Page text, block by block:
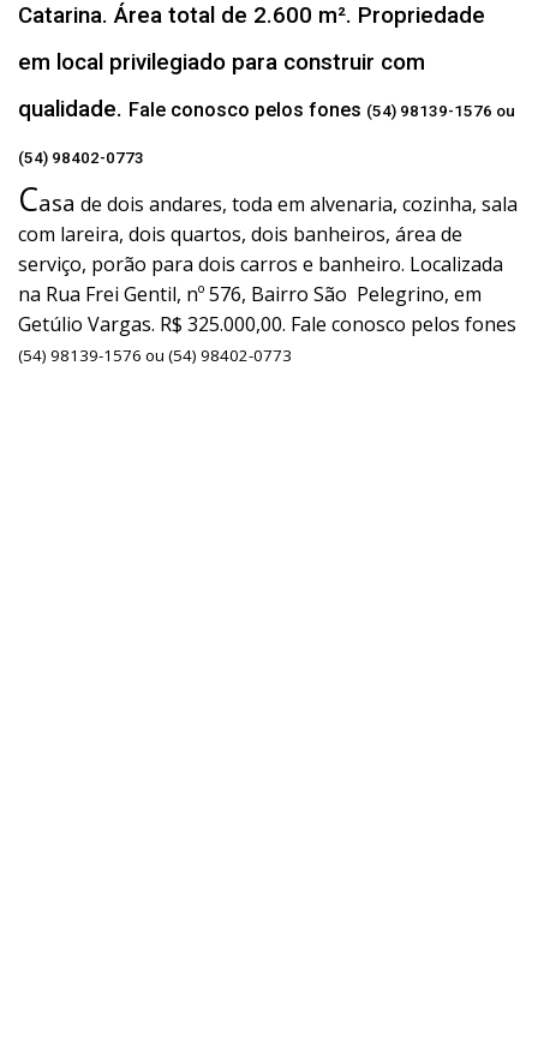
Catarina. Área total de 2.600 m². Propriedade
em local privilegiado para construir com
qualidade. Fale conosco pelos fones (54) 98139-1576 ou
(54) 98402-0773
Casa de dois andares, toda em alvenaria, cozinha, sala
com lareira, dois quartos, dois banheiros, área de
serviço, porão para dois carros e banheiro. Localizada
na Rua Frei Gentil, nº 576, Bairro São Pelegrino, em
Getúlio Vargas. R$ 325.000,00. Fale conosco pelos fones
(54) 98139-1576 ou (54) 98402-0773